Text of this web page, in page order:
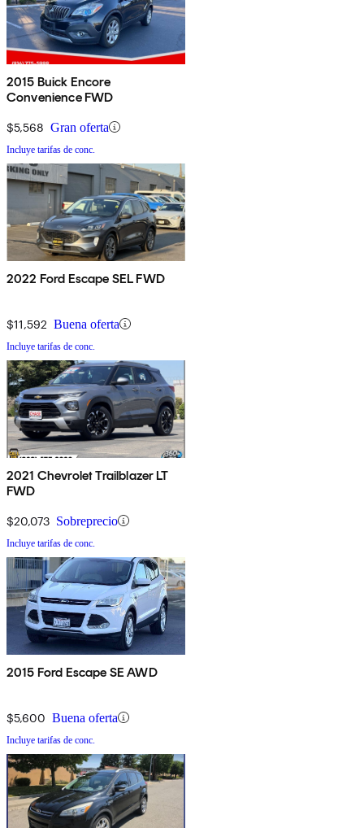
2015 Buick Encore
Convenience FWD
$5,568 Gran oferta
Incluye tarifas de conc.
2022 Ford Escape SEL FWD
$11,592 Buena oferta
Incluye tarifas de conc.
2021 Chevrolet Trailblazer LT
FWD
$20,073 Sobreprecio
Incluye tarifas de conc.
2015 Ford Escape SE AWD
$5,600 Buena oferta
Incluye tarifas de conc.